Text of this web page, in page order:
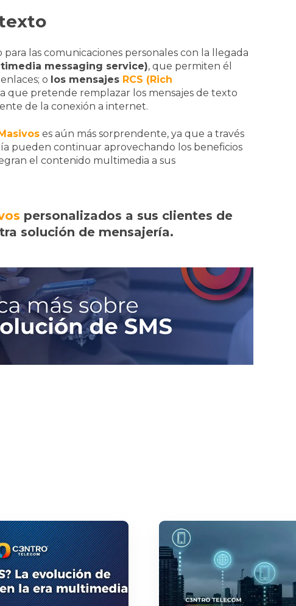
las comunicaciones personales con la llegada
messaging service), que permiten él
o los mensajes RCS (Rich
que pretende remplazar los mensajes de texto
de la conexión a internet.
es aún más sorprendente, ya que a través
pueden continuar aprovechando los beneficios
el contenido multimedia a sus
personalizados a sus clientes de
solución de mensajería.